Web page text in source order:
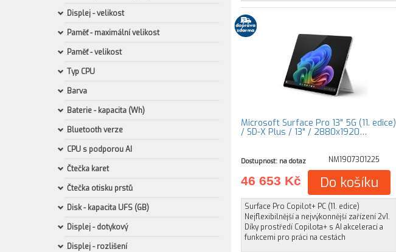
Displej - velikost
Paměť - maximální velikost
Paměť - velikost
Typ CPU
Barva
Baterie - kapacita (Wh)
Bluetooth verze
CPU s podporou AI
Čtečka karet
Čtečka otisku prstů
Disk - kapacita UFS (GB)
Displej - dotykový
Displej - rozlišení
Microsoft Surface Pro 13" 5G (11. edice)
/ SD-X Plus / 13" / 2880x1920…
Dostupnost: na dotaz NM1907301225
46 653 Kč Do košíku
Surface Pro Copilot+ PC (11. edice)
Nejflexibilnější a nejvýkonnější zařízení 2v1.
Díky prostředí Copilota+ s AI akcelerací a
funkcemi pro práci na cestách